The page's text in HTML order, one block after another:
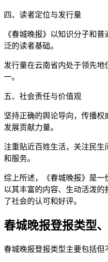
四、读者定位与发行量
《春城晚报》以知识分子和
泛的读者基础。
发行量在云南省内处于领先
一。
五、社会责任与价值观
坚持正确的舆论导向，传播
发展贡献力量。
注重贴近百姓生活，关注民
和服务。
综上所述，《春城晚报》是一
以其丰富的内容、生动活泼
了社会的认可和好评。
春城晚报登报类型
春城晚报登报类型主要包括但